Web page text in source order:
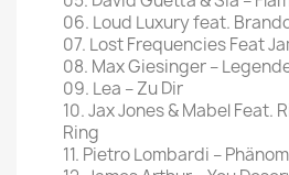
06. Loud Luxury feat.
07. Lost Frequencies Feat
08. Max Giesinger –
09. Lea – Zu Dir
10. Jax Jones & Mabel Feat.
Ring
11. Pietro Lombardi –